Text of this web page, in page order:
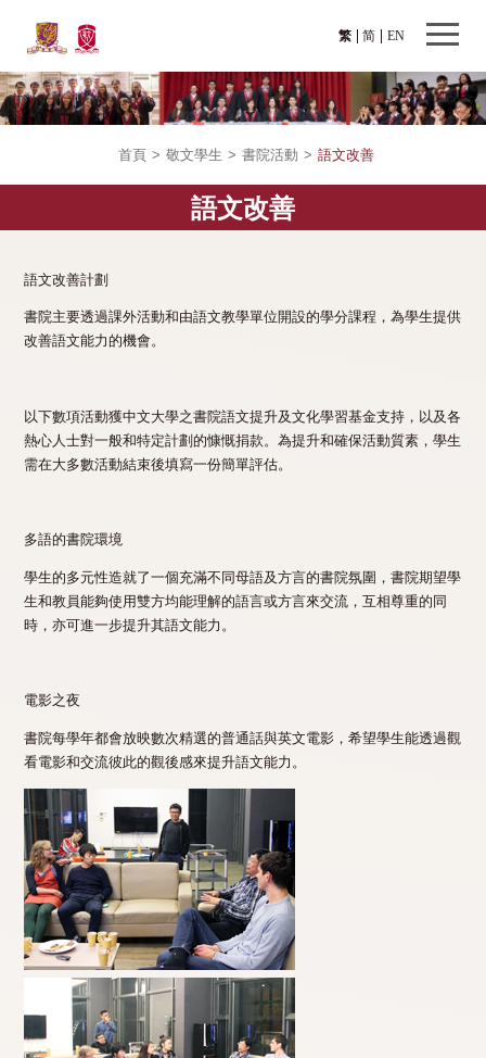
繁 EN
简
首頁 > 敬文學生 > 書院活動 > 語文改善
語文改善
語文改善計劃
書院主要透過課外活動和由語文教學單位開設的學分課程，為學生提供
改善語文能力的機會。
以下數項活動獲中文大學之書院語文提升及文化學習基金支持，以及各
熱心人士對一般和特定計劃的慷慨捐款。為提升和確保活動質素，學生
需在大多數活動結束後填寫一份簡單評估。
多語的書院環境
學生的多元性造就了一個充滿不同母語及方言的書院氛圍，書院期望學
生和教員能夠使用雙方均能理解的語言或方言來交流，互相尊重的同
時，亦可進一步提升其語文能力。
電影之夜
書院每學年都會放映數次精選的普通話與英文電影，希望學生能透過觀
看電影和交流彼此的觀後感來提升語文能力。